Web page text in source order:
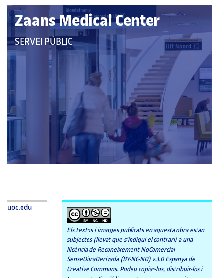
Zaans Medical Center
QUE
PERTANY
CATEGORIES:
SERVEI PÚBLIC
uoc.edu
Els textos i imatges publicats en aquesta obra estan
subjectes (llevat que s'indiqui el contrari) a una
llicència de Reconeixement-NoComercial-
SenseObraDerivada (BY-NC-ND) v.3.0 Espanya de
Creative Commons. Podeu copiar-los, distribuir-los i